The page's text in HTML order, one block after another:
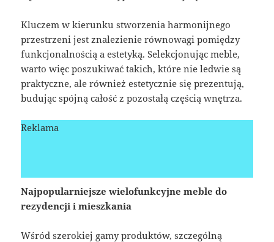
Kluczem w kierunku stworzenia harmonijnego
przestrzeni jest znalezienie równowagi pomiędzy
funkcjonalnością a estetyką. Selekcjonując meble,
warto więc poszukiwać takich, które nie ledwie są
praktyczne, ale również estetycznie się prezentują,
budując spójną całość z pozostałą częścią wnętrza.
Reklama
Najpopularniejsze wielofunkcyjne meble do
rezydencji i mieszkania
Wśród szerokiej gamy produktów, szczególną